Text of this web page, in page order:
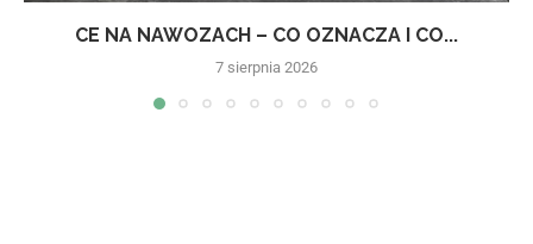
CE NA NAWOZACH – CO OZNACZA I CO...
7 sierpnia 2026